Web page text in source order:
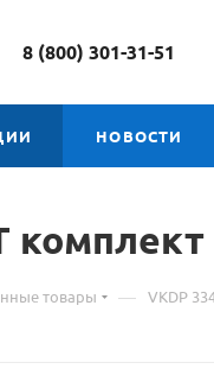
8 (800) 301-31-51
НОВОСТИ
товары — VKDP